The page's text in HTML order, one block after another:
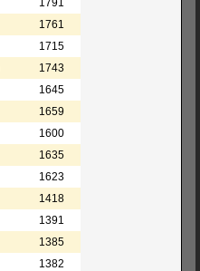
1791
1761
1715
1743
1645
1659
1600
1635
1623
1418
1391
1385
1382